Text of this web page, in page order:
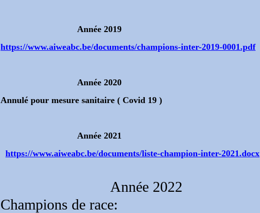
Année 2019
https://www.aiweabc.be/documents/champions-inter-2019-0001.pdf
Année 2020
Annulé pour mesure sanitaire ( Covid 19 )
Année 2021
https://www.aiweabc.be/documents/liste-champion-inter-2021.docx
Année 2022
Champions de race: